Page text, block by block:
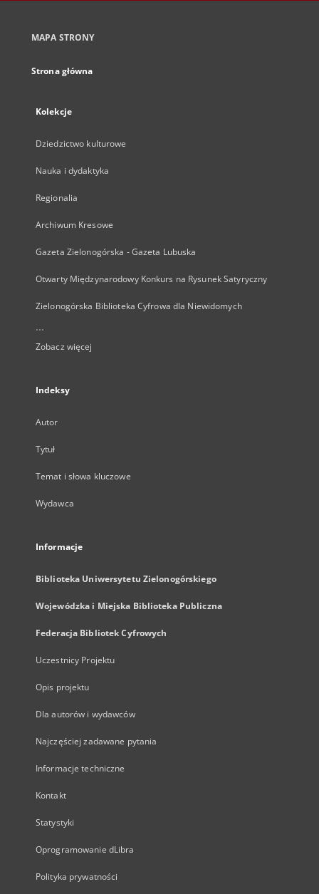
MAPA STRONY
Strona główna
Kolekcje
Dziedzictwo kulturowe
Nauka i dydaktyka
Regionalia
Archiwum Kresowe
Gazeta Zielonogórska - Gazeta Lubuska
Otwarty Międzynarodowy Konkurs na Rysunek Satyryczny
Zielonogórska Biblioteka Cyfrowa dla Niewidomych
...
Zobacz więcej
Indeksy
Autor
Tytuł
Temat i słowa kluczowe
Wydawca
Informacje
Biblioteka Uniwersytetu Zielonogórskiego
Wojewódzka i Miejska Biblioteka Publiczna
Federacja Bibliotek Cyfrowych
Uczestnicy Projektu
Opis projektu
Dla autorów i wydawców
Najczęściej zadawane pytania
Informacje techniczne
Kontakt
Statystyki
Oprogramowanie dLibra
Polityka prywatności